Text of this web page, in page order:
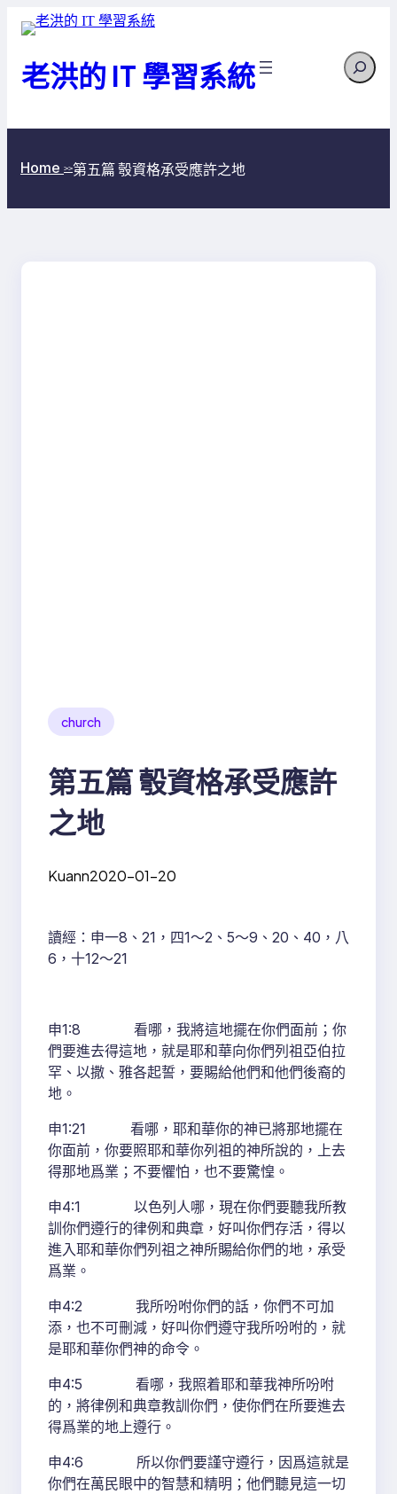
老洪的 IT 學習系統 Search
Home >>第五篇 彀資格承受應許之地
church
第五篇 彀資格承受應許
之地
Kuann2020-01-20
讀經：申一8、21，四1～2、5～9、20、40，八
6，十12～21
申1:8 看哪，我將這地擺在你們面前；你
們要進去得這地，就是耶和華向你們列祖亞伯拉
罕、以撒、雅各起誓，要賜給他們和他們後裔的
地。
申1:21 看哪，耶和華你的神已將那地擺在
你面前，你要照耶和華你列祖的神所說的，上去
得那地爲業；不要懼怕，也不要驚惶。
申4:1 以色列人哪，現在你們要聽我所教
訓你們遵行的律例和典章，好叫你們存活，得以
進入耶和華你們列祖之神所賜給你們的地，承受
爲業。
申4:2 我所吩咐你們的話，你們不可加
添，也不可刪減，好叫你們遵守我所吩咐的，就
是耶和華你們神的命令。
申4:5 看哪，我照着耶和華我神所吩咐
的，將律例和典章教訓你們，使你們在所要進去
得爲業的地上遵行。
申4:6 所以你們要謹守遵行，因爲這就是
你們在萬民眼中的智慧和精明；他們聽見這一切